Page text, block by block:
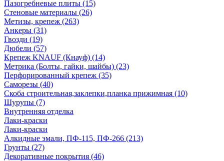
Пазогребневые плиты (15)
Стеновые материалы (26)
Метизы, крепеж (263)
Анкеры (31)
Гвозди (19)
Дюбели (57)
Крепеж KNAUF (Кнауф) (14)
Метрика (Болты, гайки, шайбы) (23)
Перфорированный крепеж (35)
Саморезы (40)
Скоба строительная,заклепки,планка прижимная (10)
Шурупы (7)
Внутренняя отделка
Лаки-краски
Лаки-краски
Алкидные эмали, ПФ-115, ПФ-266 (213)
Грунты (27)
Декоративные покрытия (46)